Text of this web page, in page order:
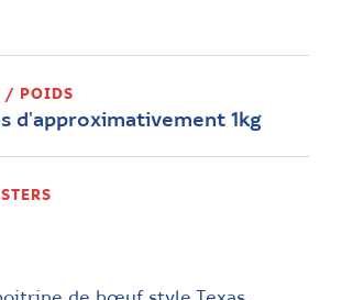
/ POIDS
d'approximativement 1kg